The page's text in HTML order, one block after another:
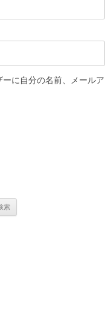
に自分の名前、メールア